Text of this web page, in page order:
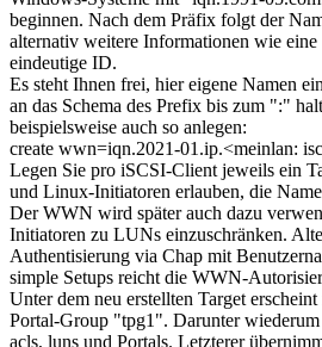
beginnen. Nach dem Präfix folgt der
alternativ weitere Informationen wie eine
eindeutige ID.
Es steht Ihnen frei, hier eigene Namen
an das Schema des Prefix bis zum ":"
beispielsweise auch so anlegen:
create wwn=iqn.2021-01.ip.<meinlan:
Legen Sie pro iSCSI-Client jeweils ein
und Linux-Initiatoren erlauben, die
Der WWN wird später auch dazu
Initiatoren zu LUNs einzuschränken.
Authentisierung via Chap mit
simple Setups reicht die WWN-
Unter dem neu erstellten Target
Portal-Group "tpg1". Darunter
acls, luns und Portals. Letzterer